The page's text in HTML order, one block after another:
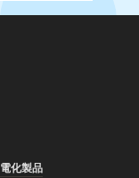
電化製品